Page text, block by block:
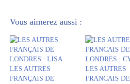
Vous aimerez aussi :
LES AUTRES
FRANÇAIS DE
LES AUTRES
FRANCAIS DE